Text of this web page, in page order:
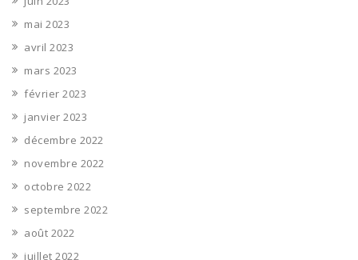
mai 2023
avril 2023
mars 2023
février 2023
janvier 2023
décembre 2022
novembre 2022
octobre 2022
septembre 2022
août 2022
juillet 2022